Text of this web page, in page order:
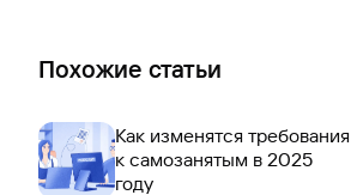
Похожие статьи
Как изменятся требования
к самозанятым в 2025
году